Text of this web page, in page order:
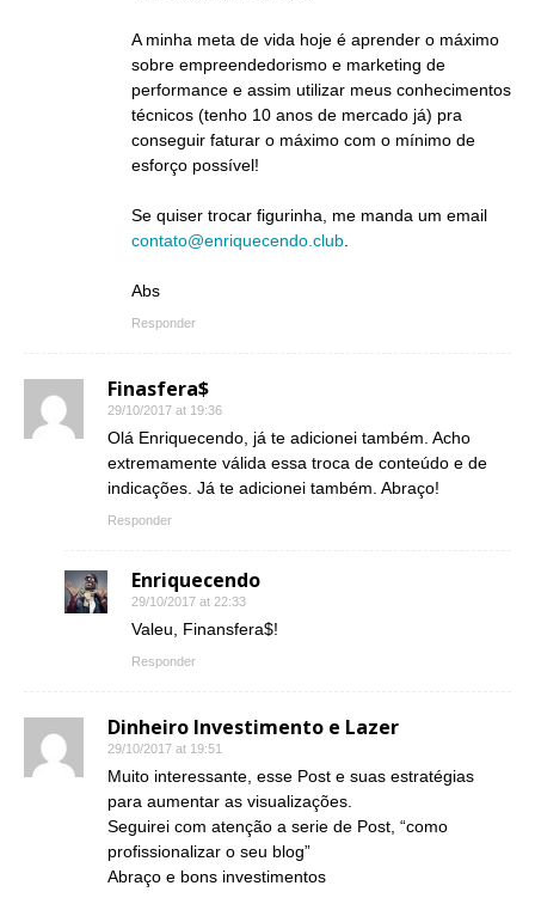
A minha meta de vida hoje é aprender o máximo
sobre empreendedorismo e marketing de
performance e assim utilizar meus conhecimentos
técnicos (tenho 10 anos de mercado já) pra
conseguir faturar o máximo com o mínimo de
esforço possível!
Se quiser trocar figurinha, me manda um email
contato@enriquecendo.club
Abs
Responder
Finasfera$
29/10/2017 at 19:36
Olá Enriquecendo, já te adicionei também. Acho
extremamente válida essa troca de conteúdo e de
indicações. Já te adicionei também. Abraço!
Responder
Enriquecendo
29/10/2017 at 22:33
Valeu, Finansfera$!
Responder
Dinheiro Investimento e Lazer
29/10/2017 at 19:51
Muito interessante, esse Post e suas estratégias
para aumentar as visualizações.
Seguirei com atenção a serie de Post, “como
profissionalizar o seu blog”
Abraço e bons investimentos